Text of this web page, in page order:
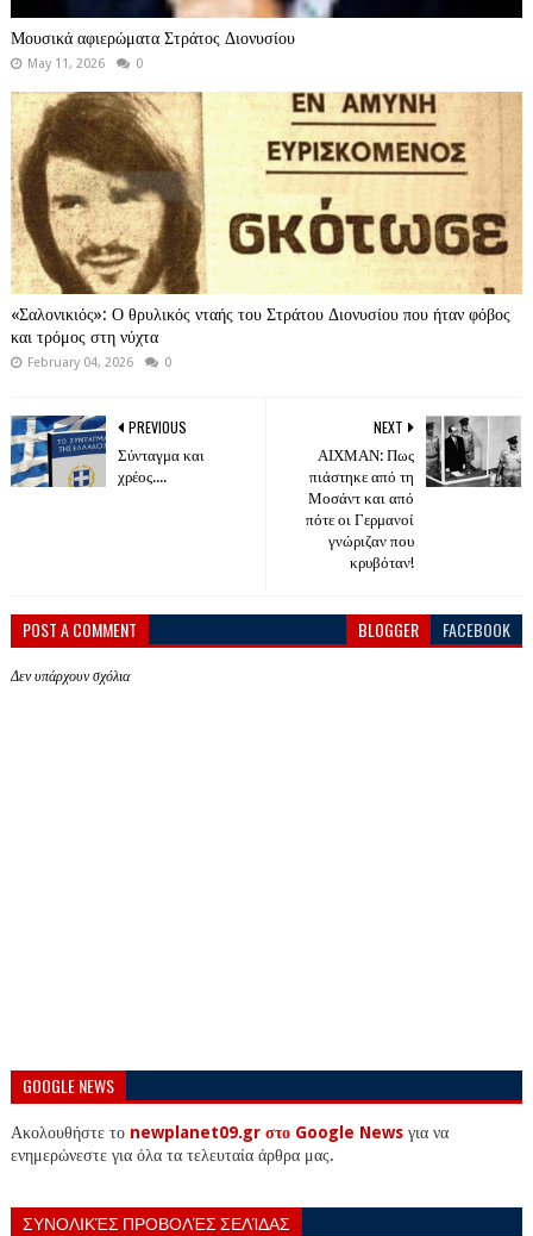
Μουσικά αφιερώματα Στράτος Διονυσίου
May 11, 2026 0
«Σαλονικιός»: Ο θρυλικός νταής του Στράτου Διονυσίου που ήταν φόβος
και τρόμος στη νύχτα
February 04, 2026 0
NEXT
ΑΙΧΜΑΝ: Πως
πιάστηκε από τη
Μοσάντ και από
πότε οι Γερμανοί
γνώριζαν που
κρυβόταν!
PREVIOUS
Σύνταγμα και
χρέος....
POST A COMMENT BLOGGER FACEBOOK
Δεν υπάρχουν σχόλια
GOOGLE NEWS
Ακολουθήστε το newplanet09.gr στο Google Newsγια να
ενημερώνεστε για όλα τα τελευταία άρθρα μας.
ΣΥΝΟΛΙΚΈΣ ΠΡΟΒΟΛΈΣ ΣΕΛΊΔΑΣ